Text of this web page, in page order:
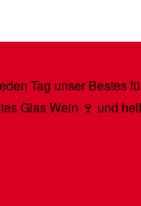
Tag unser Bestes
Glas Wein 🍷 und